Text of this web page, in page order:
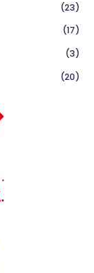
(23)
(17)
(3)
(20)